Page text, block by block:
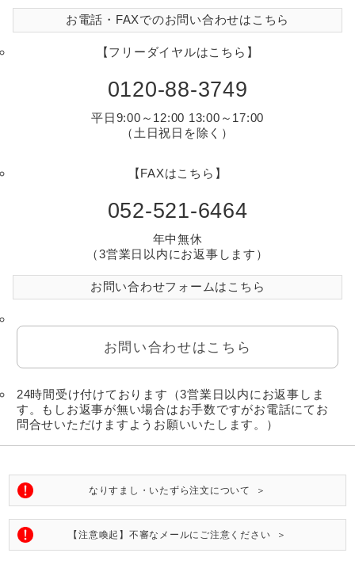
お電話・FAXでのお問い合わせはこちら
【フリーダイヤルはこちら】
0120-88-3749
平日9:00～12:00 13:00～17:00
（土日祝日を除く）
【FAXはこちら】
052-521-6464
年中無休
（3営業日以内にお返事します）
お問い合わせフォームはこちら
お問い合わせはこちら
24時間受け付けております（3営業日以内にお返事しま
す。もしお返事が無い場合はお手数ですがお電話にてお
問合せいただけますようお願いいたします。）
なりすまし・いたずら注文について ＞
【注意喚起】不審なメールにご注意ください ＞